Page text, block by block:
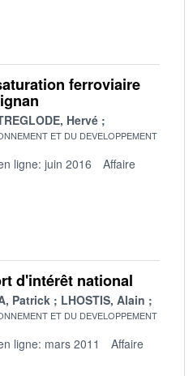
ferroviaire
Hervé
ET DU DEVELOPPEMENT
ligne: juin 2016
Affaire
d'intérêt national
Patrick LHOSTIS, Alain
ET DU DEVELOPPEMENT
ligne: mars 2011
Affaire